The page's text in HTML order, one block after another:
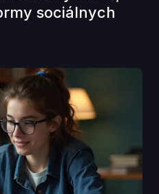
sociálnych